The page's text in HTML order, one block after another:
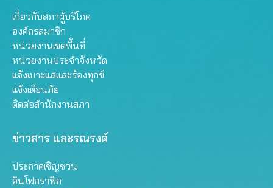
เกี่ยวกับสภาผู้บริโภค
องค์กรสมาชิก
หน่วยงานเขตพื้นที่
หน่วยงานประจำจังหวัด
แจ้งเบาะแสและร้องทุกข์
แจ้งเตือนภัย
ติดต่อสำนักงานสภา
ข่าวสาร และรณรงค์
ประกาศเชิญชวน
อินโฟกราฟิก